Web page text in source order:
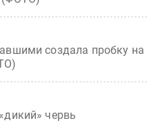
создала пробку на
червь